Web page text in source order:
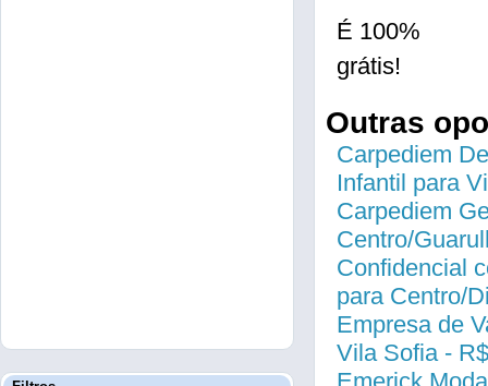
É 100%
grátis!
Outras
Carpediem
Infantil para
Carpediem
Centro/
Confidencial
para Centro/
Empresa de
Vila Sofia -